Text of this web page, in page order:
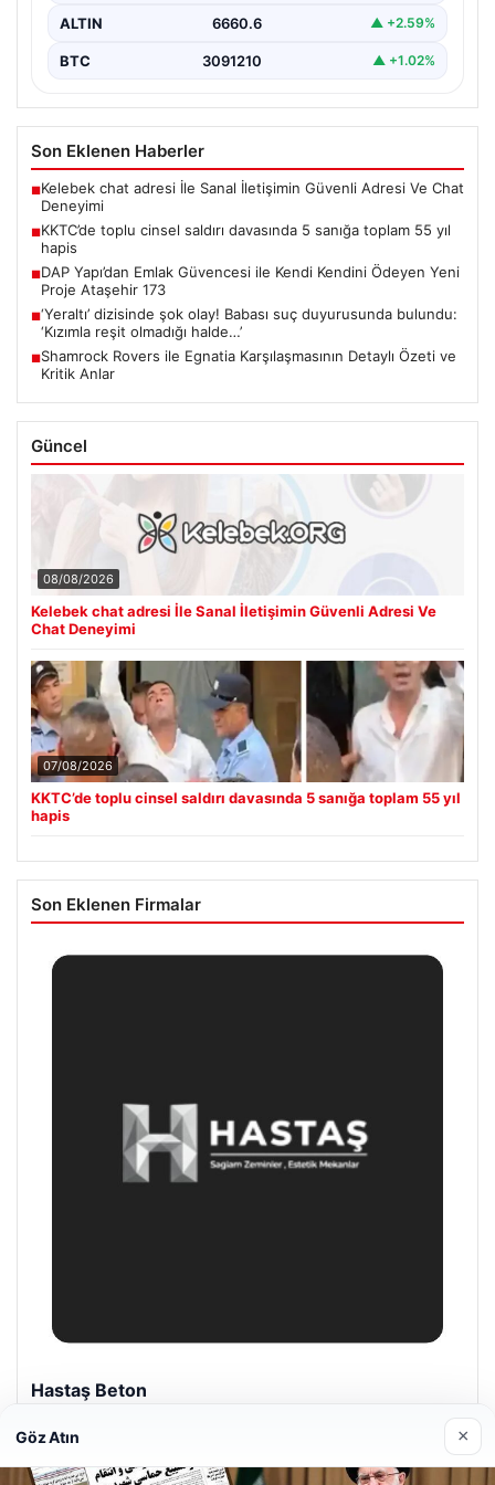
ALTIN 6660.6 ▲ +2.59%
BTC 3091210 ▲ +1.02%
Son Eklenen Haberler
■Kelebek chat adresi İle Sanal İletişimin Güvenli Adresi Ve Chat
Deneyimi
■KKTC’de toplu cinsel saldırı davasında 5 sanığa toplam 55 yıl
hapis
■DAP Yapı’dan Emlak Güvencesi ile Kendi Kendini Ödeyen Yeni
Proje Ataşehir 173
■‘Yeraltı’ dizisinde şok olay! Babası suç duyurusunda bulundu:
‘Kızımla reşit olmadığı halde…’
■Shamrock Rovers ile Egnatia Karşılaşmasının Detaylı Özeti ve
Kritik Anlar
Güncel
08/08/2026
Kelebek chat adresi İle Sanal İletişimin Güvenli Adresi Ve
Chat Deneyimi
07/08/2026
KKTC’de toplu cinsel saldırı davasında 5 sanığa toplam 55 yıl
hapis
Son Eklenen Firmalar
Hastaş Beton
Göz Atın ×